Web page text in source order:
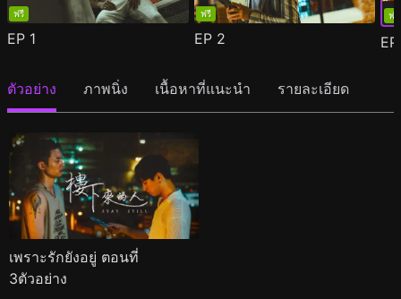
ฟรี
EP 1
ฟรี
EP 2
ฟรี
ตัวอย่าง ภาพนิ่ง เนื้อหาที่แนะนำ รายละเอียด
เพราะรักยังอยู่ ตอนที่
3ตัวอย่าง